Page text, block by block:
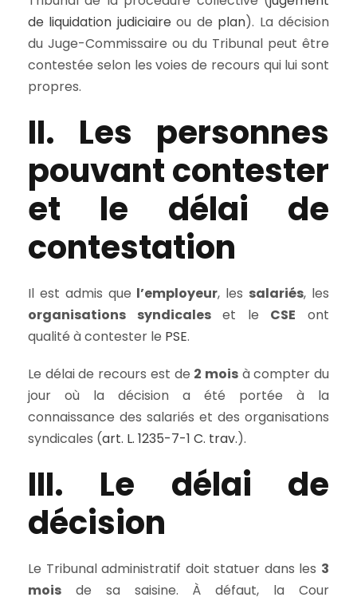
de liquidation judiciaireou de plan). La décision
du Juge-Commissaire ou du Tribunal peut être
contestée selon les voies de recours qui lui sont
propres.
II. Les personnes
pouvant contester
et le délai de
contestation
Il est admis que l’employeur, les salariés, les
organisations syndicaleset le CSE ont
qualité à contester le PSE.
Le délai de recours est de 2 moisà compter du
jour où la décision a été portée à la
connaissance des salariés et des organisations
syndicales (art. L. 1235-7-1 C. trav.).
III. Le délai de
décision
Le Tribunal administratif doit statuer dans les 3
mois de sa saisine. À défaut, la Cour